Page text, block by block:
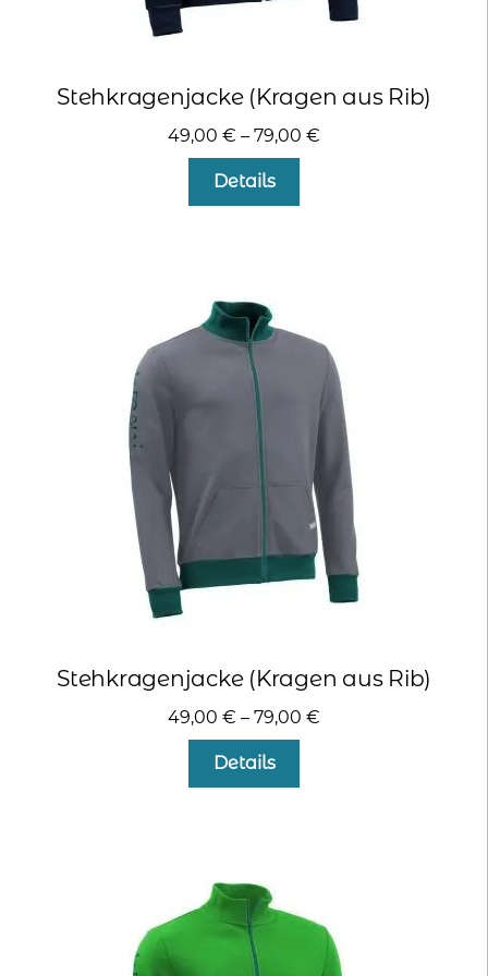
Stehkragenjacke (Kragen aus Rib)
49,00 € – 79,00 €
Details
Optionen
können
auf
der
Produktseite
gewählt
werden
Stehkragenjacke (Kragen aus Rib)
49,00 € – 79,00 €
Details
Optionen
können